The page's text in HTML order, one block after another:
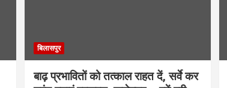
बिलासपुर
बाढ़ प्रभावितों को तत्काल राहत दें, सर्वे कर